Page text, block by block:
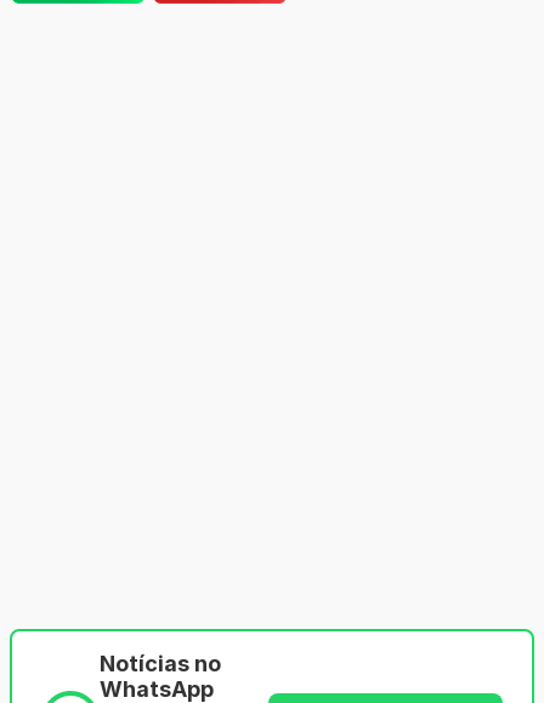
Notícias no
WhatsApp